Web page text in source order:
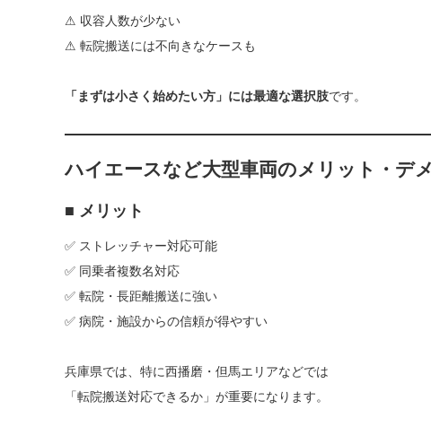
⚠ 収容人数が少ない
⚠ 転院搬送には不向きなケースも
「まずは小さく始めたい方」には最適な選択肢です。
ハイエースなど大型車両のメリット・デ
■ メリット
✅ ストレッチャー対応可能
✅ 同乗者複数名対応
✅ 転院・長距離搬送に強い
✅ 病院・施設からの信頼が得やすい
兵庫県では、特に西播磨・但馬エリアなどでは
「転院搬送対応できるか」が重要になります。